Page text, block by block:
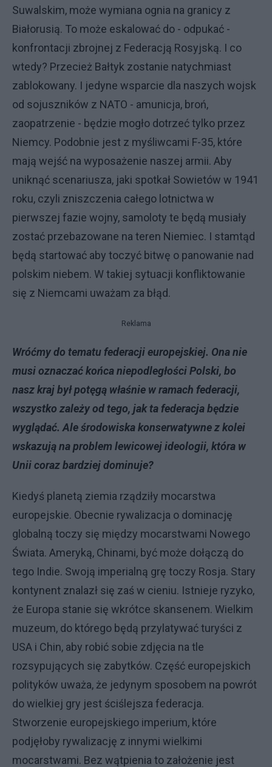
Suwalskim, może wymiana ognia na granicy z
Białorusią. To może eskalować do - odpukać -
konfrontacji zbrojnej z Federacją Rosyjską. I co
wtedy? Przecież Bałtyk zostanie natychmiast
zablokowany. I jedyne wsparcie dla naszych wojsk
od sojuszników z NATO - amunicja, broń,
zaopatrzenie - będzie mogło dotrzeć tylko przez
Niemcy. Podobnie jest z myśliwcami F-35, które
mają wejść na wyposażenie naszej armii. Aby
uniknąć scenariusza, jaki spotkał Sowietów w 1941
roku, czyli zniszczenia całego lotnictwa w
pierwszej fazie wojny, samoloty te będą musiały
zostać przebazowane na teren Niemiec. I stamtąd
będą startować aby toczyć bitwę o panowanie nad
polskim niebem. W takiej sytuacji konfliktowanie
się z Niemcami uważam za błąd.
Reklama
Wróćmy do tematu federacji europejskiej. Ona nie
musi oznaczać końca niepodległości Polski, bo
nasz kraj był potęgą właśnie w ramach federacji,
wszystko zależy od tego, jak ta federacja będzie
wyglądać. Ale środowiska konserwatywne z kolei
wskazują na problem lewicowej ideologii, która w
Unii coraz bardziej dominuje?
Kiedyś planetą ziemia rządziły mocarstwa
europejskie. Obecnie rywalizacja o dominację
globalną toczy się między mocarstwami Nowego
Świata. Ameryką, Chinami, być może dołączą do
tego Indie. Swoją imperialną grę toczy Rosja. Stary
kontynent znalazł się zaś w cieniu. Istnieje ryzyko,
że Europa stanie się wkrótce skansenem. Wielkim
muzeum, do którego będą przylatywać turyści z
USA i Chin, aby robić sobie zdjęcia na tle
rozsypujących się zabytków. Część europejskich
polityków uważa, że jedynym sposobem na powrót
do wielkiej gry jest ściślejsza federacja.
Stworzenie europejskiego imperium, które
podjęłoby rywalizację z innymi wielkimi
mocarstwami. Bez wątpienia to założenie jest